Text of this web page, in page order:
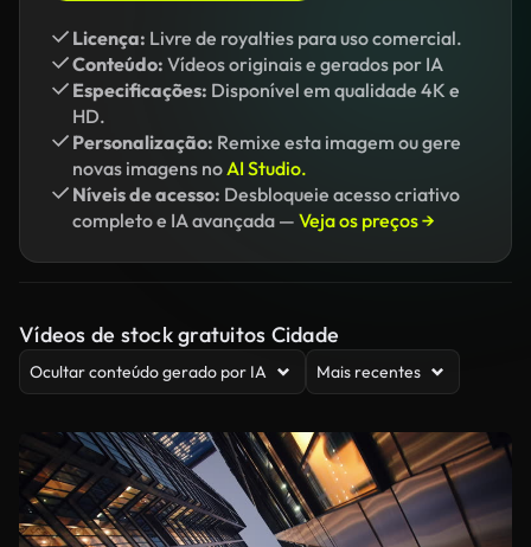
Licença: Livre de royalties para uso comercial.
Conteúdo: Vídeos originais e gerados por IA
Especificações: Disponível em qualidade 4K e
HD.
Personalização: Remixe esta imagem ou gere
novas imagens noAI Studio.
Níveis de acesso: Desbloqueie acesso criativo
completo e IA avançada — Veja os preços →
Vídeos de stock gratuitos Cidade
Ocultar conteúdo gerado por IA Mais recentes